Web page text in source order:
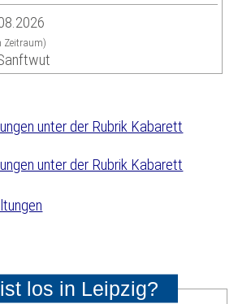
Zeitraum)
los in Leipzig?